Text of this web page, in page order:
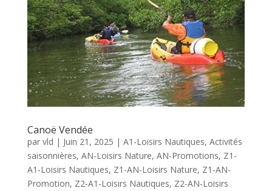
Canoë Vendée
par vld | Juin 21, 2025 | A1-Loisirs Nautiques, Activités
saisonnières, AN-Loisirs Nature, AN-Promotions, Z1-
A1-Loisirs Nautiques, Z1-AN-Loisirs Nature, Z1-AN-
Promotion, Z2-A1-Loisirs Nautiques, Z2-AN-Loisirs